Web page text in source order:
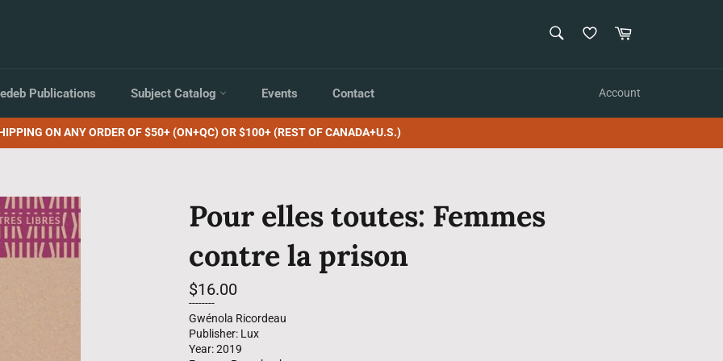
Cart
Publications Subject Catalog Events Contact Account
ON ANY ORDER OF $50+ (ON+QC) OR $100+ (REST OF CANADA+U.S.)
Pour elles toutes: Femmes
contre la prison
Regular
price
$16.00
--------
Gwénola Ricordeau
Publisher: Lux
Year: 2019